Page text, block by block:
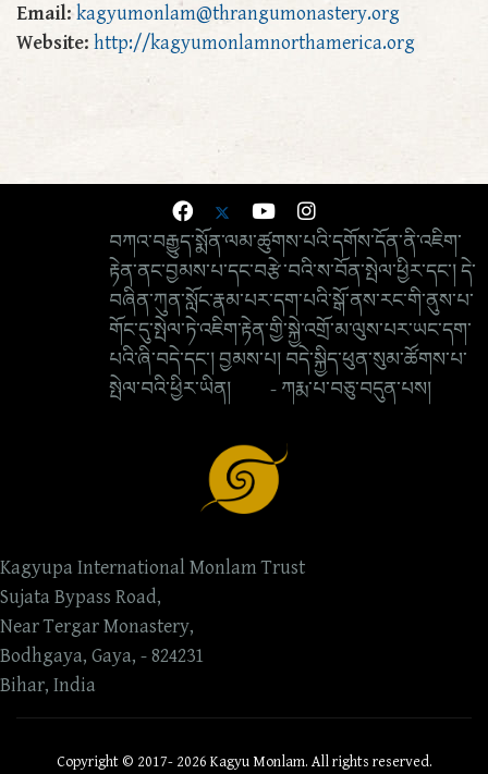
Email: kagyumonlam@thrangumonastery.org
Website: http://kagyumonlamnorthamerica.org
བཀའ་བརྒྱུད་སྨོན་ལམ་ཚུགས་པའི་དགོས་དོན་ནི་འཇིག་
རྟེན་ནང་བྱམས་པ་དང་བརྩེ་བའི་ས་བོན་སྤེལ་ཕྱིར་དང་། དེ་
བཞིན་ཀུན་སློང་རྣམ་པར་དག་པའི་སྒོ་ནས་རང་གི་ནུས་པ་
གོང་དུ་སྤེལ་ཏེ་འཇིག་རྟེན་གྱི་སྐྱེ་འགྲོ་མ་ལུས་པར་ཡང་དག་
པའི་ཞི་བདེ་དང་། བྱམས་པ། བདེ་སྐྱིད་ཕུན་སུམ་ཚོགས་པ་
སྤེལ་བའི་ཕྱིར་ཡིན། - ཀརྨ་པ་བཅུ་བདུན་པས།
Kagyupa International Monlam Trust
Sujata Bypass Road,
Near Tergar Monastery,
Bodhgaya, Gaya, - 824231
Bihar, India
Copyright © 2017- 2026 Kagyu Monlam. All rights reserved.